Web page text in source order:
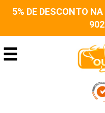
5% DE DESCONTO